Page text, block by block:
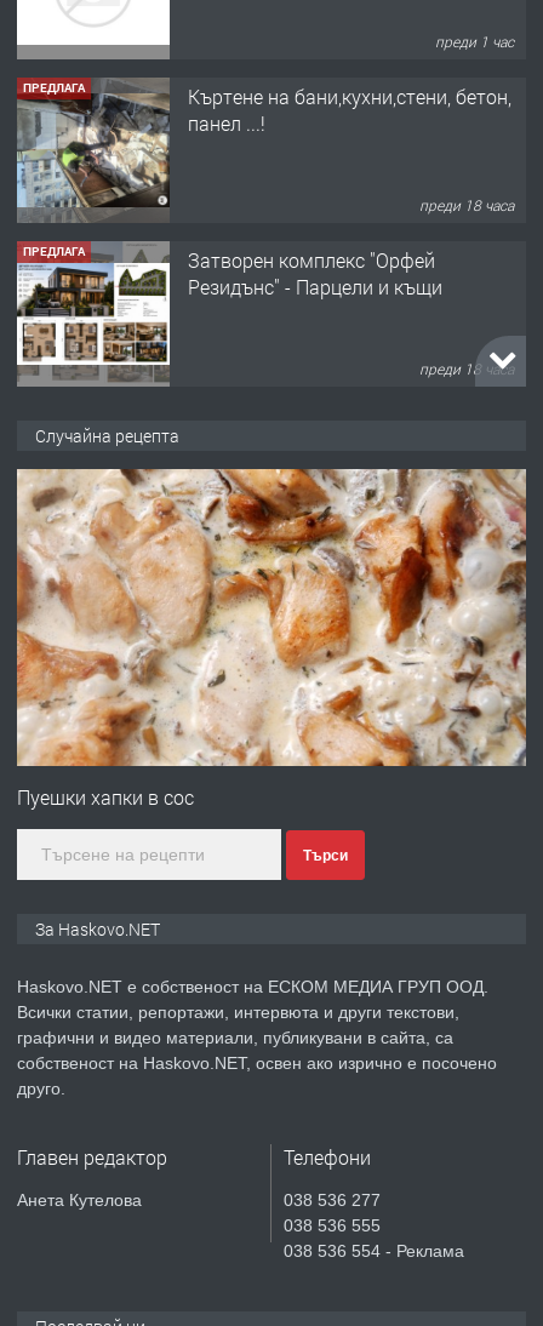
преди 1 час
ПРЕДЛАГА
Къртене на бани,кухни,стени, бетон,
панел ...!
преди 18 часа
ПРЕДЛАГА
Затворен комплекс "Орфей
Резидънс" - Парцели и къщи
преди 18 часа
537 426
преди 18 часа
ПРЕДЛАГА
Давам обзаведено жилище за жена
без брокери 0889 537 426
преди 18 часа
ПРЕДЛАГА Под НАЕМ двустаен Орфей
преди 3 дни
ПРЕДЛАГА
🔑 ОБЗАВЕДЕНА ГАРСОНИЕРА ПОД
НАПЪЛНО ОБЗАВЕДЕН И
Случайна рецепта
Пуешки хапки в сос
Търси
За Haskovo.NET
Haskovo.NET е собственост на ЕСКОМ МЕДИА ГРУП ООД.
Всички статии, репортажи, интервюта и други текстови,
графични и видео материали, публикувани в сайта, са
собственост на Haskovo.NET, освен ако изрично е посочено
друго.
Главен редактор
Анета Кутелова
Телефони
038 536 277
038 536 555
038 536 554 - Реклама